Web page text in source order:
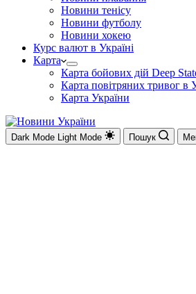
Новини тенісу
Новини футболу
Новини хокею
Курс валют в Україні
Карта
Карта бойових дій Deep
Карта повітряних тривог в
Карта України
Dark Mode Light Mode Пошук